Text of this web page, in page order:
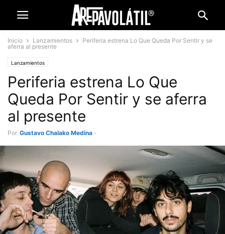
Inicio Lanzamientos
Periferia estrena Lo Que Queda Por Sentir y se
aferra al presente
Lanzamientos
Periferia estrena Lo Que
Queda Por Sentir y se aferra
al presente
Por Gustavo Chalako Medina -